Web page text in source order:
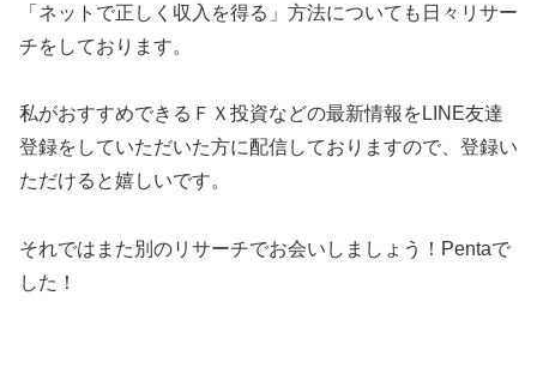
「ネットで正しく収入を得る」方法についても日々リサー
チをしております。
私がおすすめできるＦＸ投資などの最新情報を LINE友達
登録をしていただいた方に配信しておりますので、登録い
ただけると嬉しいです。
それではまた別のリサーチでお会いしましょう！Pentaで
した！